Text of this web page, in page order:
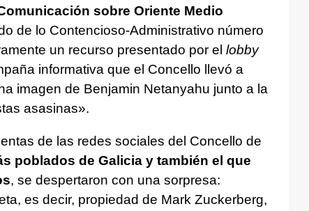
sobre Oriente Medio
de lo Contencioso-Administrativo número
un recurso presentado por el lobby
informativa que el Concello llevó a
imagen de Benjamin Netanyahu junto a la
asasinas».
de las redes sociales del Concello de
poblados de Galicia y también el que
, se despertaron con una sorpresa:
es decir, propiedad de Mark Zuckerberg,